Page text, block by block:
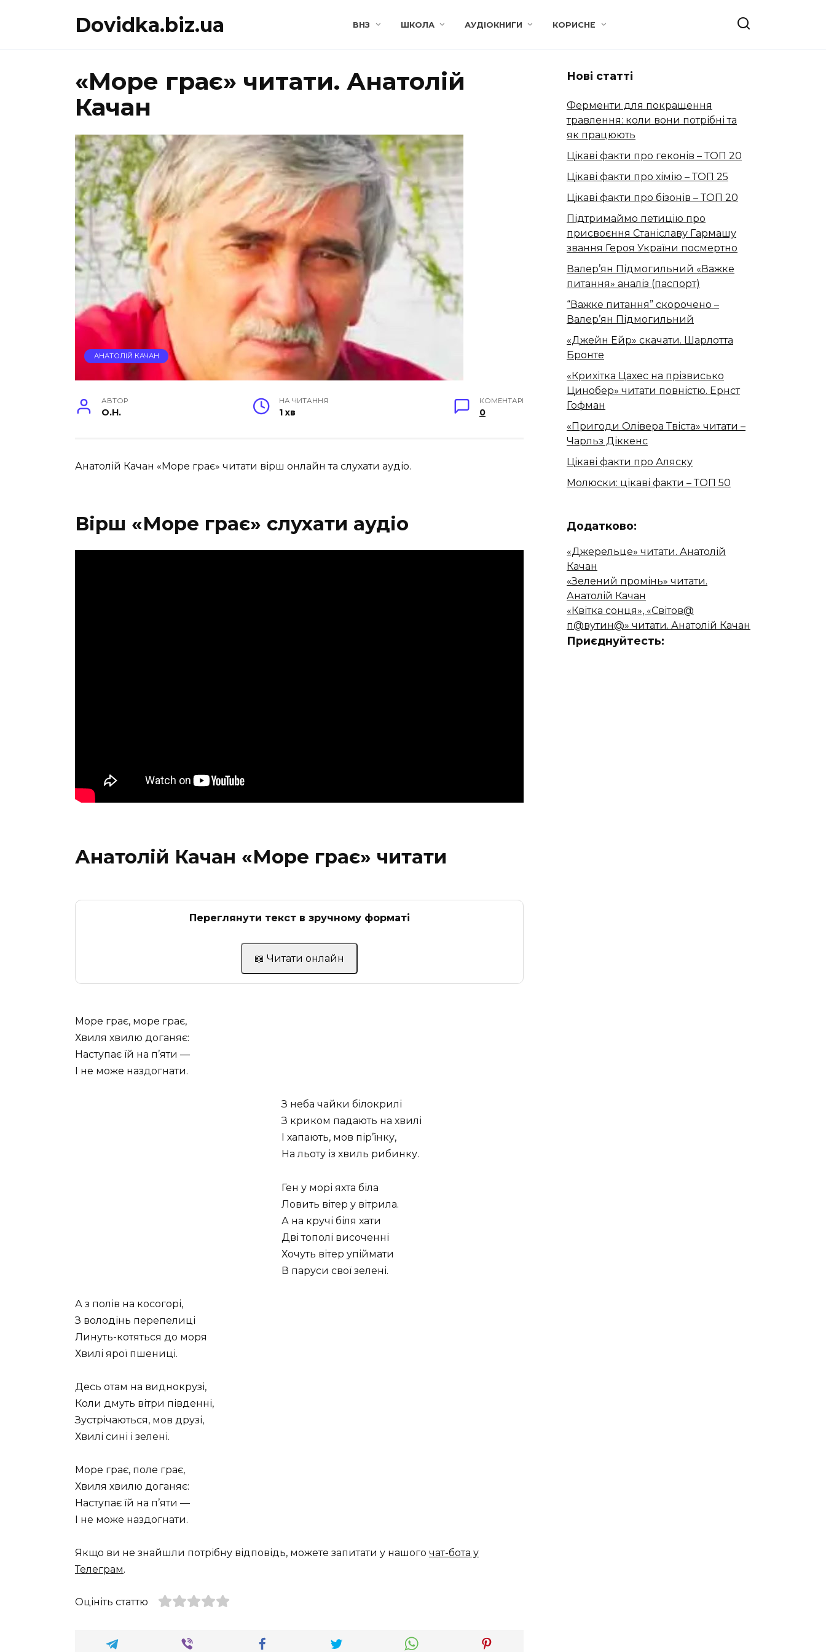
Dovidka.biz.ua ВНЗ ШКОЛА АУДІОКНИГИ КОРИСНЕ
«Море грає» читати. Анатолій
Качан
АНАТОЛІЙ КАЧАН
АВТОР
O.H.
НА ЧИТАННЯ
1 хв
КОМЕНТАРІ
0
Анатолій Качан «Море грає» читати вірш онлайн та слухати аудіо.
Вірш «Море грає» слухати аудіо
Анатолій Качан «Море грає» читати
Переглянути текст в зручному форматі
📖 Читати онлайн
Море грає, море грає,
Хвиля хвилю доганяє:
Наступає їй на п’яти —
І не може наздогнати.
З неба чайки білокрилі
З криком падають на хвилі
І хапають, мов пір’їнку,
На льоту із хвиль рибинку.
Ген у морі яхта біла
Ловить вітер у вітрила.
А на кручі біля хати
Дві тополі височенні
Хочуть вітер упіймати
В паруси свої зелені.
А з полів на косогорі,
З володінь перепелиці
Линуть-котяться до моря
Хвилі ярої пшениці.
Десь отам на виднокрузі,
Коли дмуть вітри південні,
Зустрічаються, мов друзі,
Хвилі сині і зелені.
Море грає, поле грає,
Хвиля хвилю доганяє:
Наступає їй на п’яти —
І не може наздогнати.
Якщо ви не знайшли потрібну відповідь, можете запитати у нашого чат-бота у
Телеграм.
Оцініть статтю
Нові статті
Ферменти для покращення
травлення: коли вони потрібні та
як працюють
Цікаві факти про геконів – ТОП 20
Цікаві факти про хімію – ТОП 25
Цікаві факти про бізонів – ТОП 20
Підтримаймо петицію про
присвоєння Станіславу Гармашу
звання Героя України посмертно
Валер’ян Підмогильний «Важке
питання» аналіз (паспорт)
“Важке питання” скорочено –
Валер’ян Підмогильний
«Джейн Ейр» скачати. Шарлотта
Бронте
«Крихітка Цахес на прізвисько
Цинобер» читати повністю. Ернст
Гофман
«Пригоди Олівера Твіста» читати –
Чарльз Діккенс
Цікаві факти про Аляску
Молюски: цікаві факти – ТОП 50
Додатково:
«Джерельце» читати. Анатолій
Качан
«Зелений промінь» читати.
Анатолій Качан
«Квітка сонця», «Світов@
п@вутин@» читати. Анатолій Качан
Приєднуйтесть: